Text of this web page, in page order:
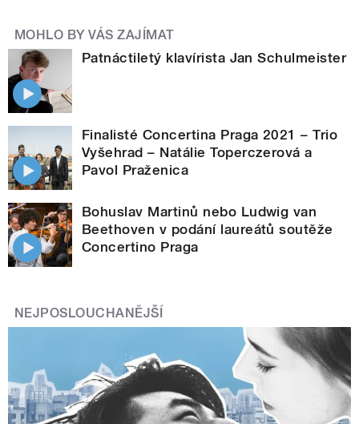
MOHLO BY VÁS ZAJÍMAT
Patnáctiletý klavírista Jan Schulmeister
Finalisté Concertina Praga 2021 – Trio
Vyšehrad – Natálie Toperczerová a
Pavol Praženica
Bohuslav Martinů nebo Ludwig van
Beethoven v podání laureátů soutěže
Concertino Praga
NEJPOSLOUCHANĚJŠÍ